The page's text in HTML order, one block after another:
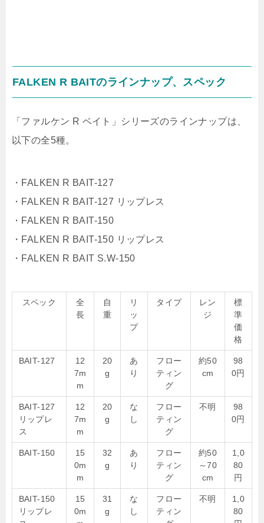
FALKEN R BAITのラインナップ、スペック
「ファルケン R ベイト」シリーズのラインナップは、
以下の全5種。
・FALKEN R BAIT-127
・FALKEN R BAIT-127 リップレス
・FALKEN R BAIT-150
・FALKEN R BAIT-150 リップレス
・FALKEN R BAIT S.W-150
スペック
全
長
自
重
リ
ッ
プ
タイプ
レン
ジ
標
準
価
格
BAIT-127
12
7m
m
20
g
あ
り
フロー
ティン
グ
約50
cm
98
0円
BAIT-127
リップレ
ス
12
7m
m
20
g
な
し
フロー
ティン
グ
不明
98
0円
BAIT-150
15
0m
m
32
g
あ
り
フロー
ティン
グ
約50
～70
cm
1,0
80
円
BAIT-150
リップレ
15
0m
31
g
な
し
フロー
ティン
不明
1,0
80